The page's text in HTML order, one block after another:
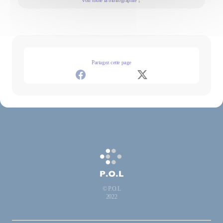
" Le Noir garde son secret ", in Mots de carbone, d’anthracite et de
bitume de Martine Lafon, Uzès, éditions Post-Rodo, 2004
Partagez cette page
© P.O.L
2022